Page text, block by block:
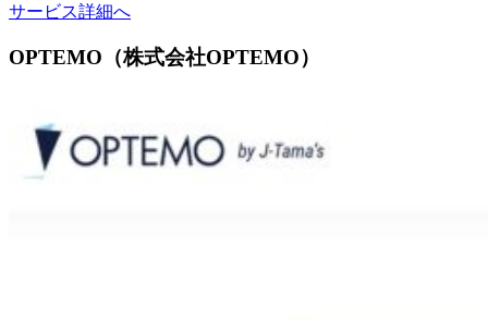
サービス詳細へ
OPTEMO（株式会社OPTEMO）